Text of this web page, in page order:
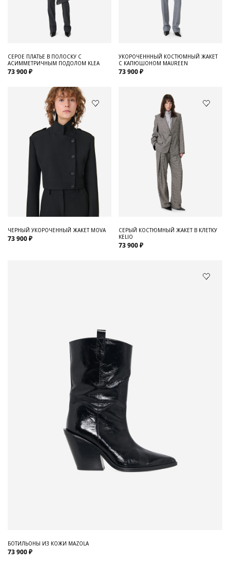
СЕРОЕ ПЛАТЬЕ В ПОЛОСКУ С
АСИММЕТРИЧНЫМ ПОДОЛОМ KLEA
73 900 ₽
УКОРОЧЕНННЫЙ КОСТЮМНЫЙ ЖАКЕТ
С КАПЮШОНОМ MAUREEN
73 900 ₽
ЧЕРНЫЙ УКОРОЧЕННЫЙ ЖАКЕТ MOVA
73 900 ₽
СЕРЫЙ КОСТЮМНЫЙ ЖАКЕТ В КЛЕТКУ
KELIO
73 900 ₽
БОТИЛЬОНЫ ИЗ КОЖИ MAZOLA
73 900 ₽